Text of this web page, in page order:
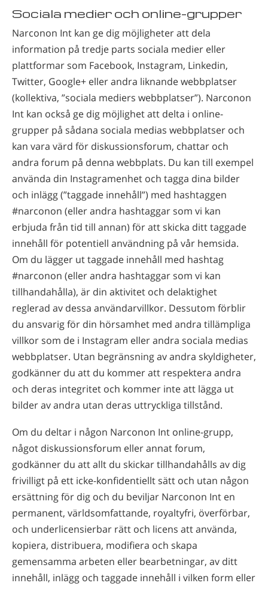
Sociala medier och online-grupper
Narconon Int kan ge dig möjligheter att dela
information på tredje parts sociala medier eller
plattformar som Facebook, Instagram, Linkedin,
Twitter, Google+ eller andra liknande webbplatser
(kollektiva, ”sociala mediers webbplatser”). Narconon
Int kan också ge dig möjlighet att delta i online-
grupper på sådana sociala medias webbplatser och
kan vara värd för diskussionsforum, chattar och
andra forum på denna webbplats. Du kan till exempel
använda din Instagramenhet och tagga dina bilder
och inlägg (”taggade innehåll”) med hashtaggen
#narconon (eller andra hashtaggar som vi kan
erbjuda från tid till annan) för att skicka ditt taggade
innehåll för potentiell användning på vår hemsida.
Om du lägger ut taggade innehåll med hashtag
#narconon (eller andra hashtaggar som vi kan
tillhandahålla), är din aktivitet och delaktighet
reglerad av dessa användarvillkor. Dessutom förblir
du ansvarig för din hörsamhet med andra tillämpliga
villkor som de i Instagram eller andra sociala medias
webbplatser. Utan begränsning av andra skyldigheter,
godkänner du att du kommer att respektera andra
och deras integritet och kommer inte att lägga ut
bilder av andra utan deras uttryckliga tillstånd.
Om du deltar i någon Narconon Int online-grupp,
något diskussionsforum eller annat forum,
godkänner du att allt du skickar tillhandahålls av dig
frivilligt på ett icke-konfidentiellt sätt och utan någon
ersättning för dig och du beviljar Narconon Int en
permanent, världsomfattande, royaltyfri, överförbar,
och underlicensierbar rätt och licens att använda,
kopiera, distribuera, modifiera och skapa
gemensamma arbeten eller bearbetningar, av ditt
innehåll, inlägg och taggade innehåll i vilken form eller